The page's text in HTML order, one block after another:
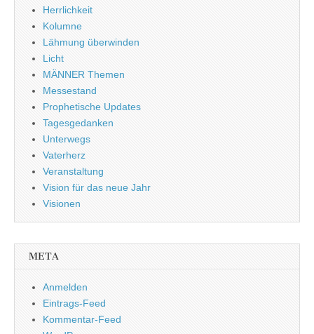
Herrlichkeit
Kolumne
Lähmung überwinden
Licht
MÄNNER Themen
Messestand
Prophetische Updates
Tagesgedanken
Unterwegs
Vaterherz
Veranstaltung
Vision für das neue Jahr
Visionen
META
Anmelden
Eintrags-Feed
Kommentar-Feed